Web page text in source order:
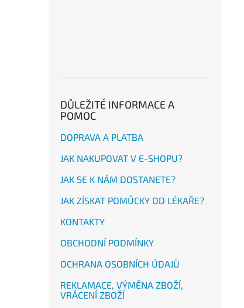
DŮLEŽITÉ INFORMACE A
POMOC
DOPRAVA A PLATBA
JAK NAKUPOVAT V E-SHOPU?
JAK SE K NÁM DOSTANETE?
JAK ZÍSKAT POMŮCKY OD LÉKAŘE?
KONTAKTY
OBCHODNÍ PODMÍNKY
OCHRANA OSOBNÍCH ÚDAJŮ
REKLAMACE, VÝMĚNA ZBOŽÍ,
VRÁCENÍ ZBOŽÍ